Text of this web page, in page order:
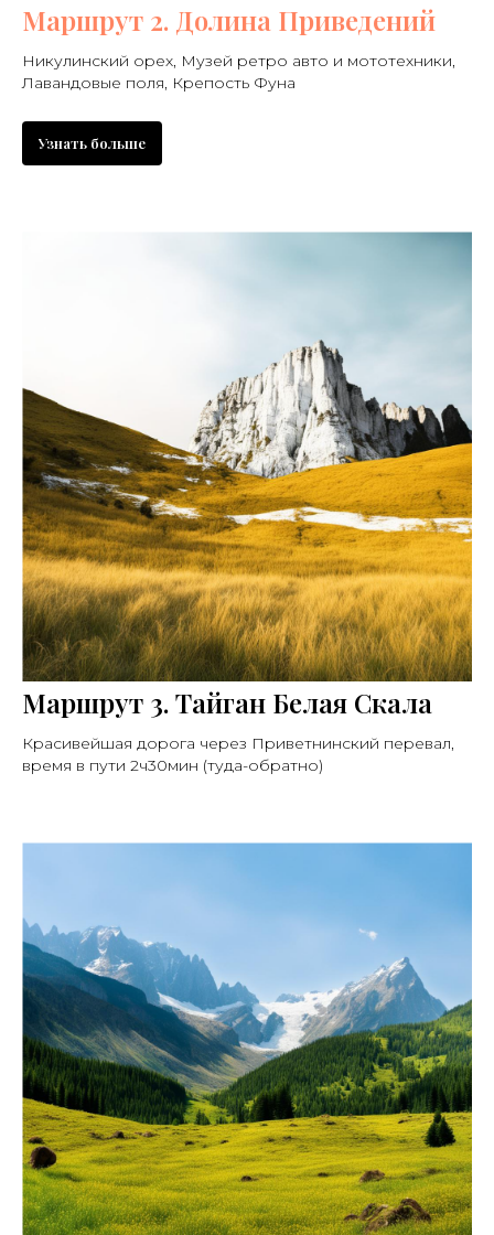
Маршрут 2. Долина Приведений
Никулинский орех, Музей ретро авто и мототехники,
Лавандовые поля, Крепость Фуна
Узнать больше
Маршрут 3. Тайган Белая Скала
Красивейшая дорога через Приветнинский перевал,
время в пути 2ч30мин (туда-обратно)